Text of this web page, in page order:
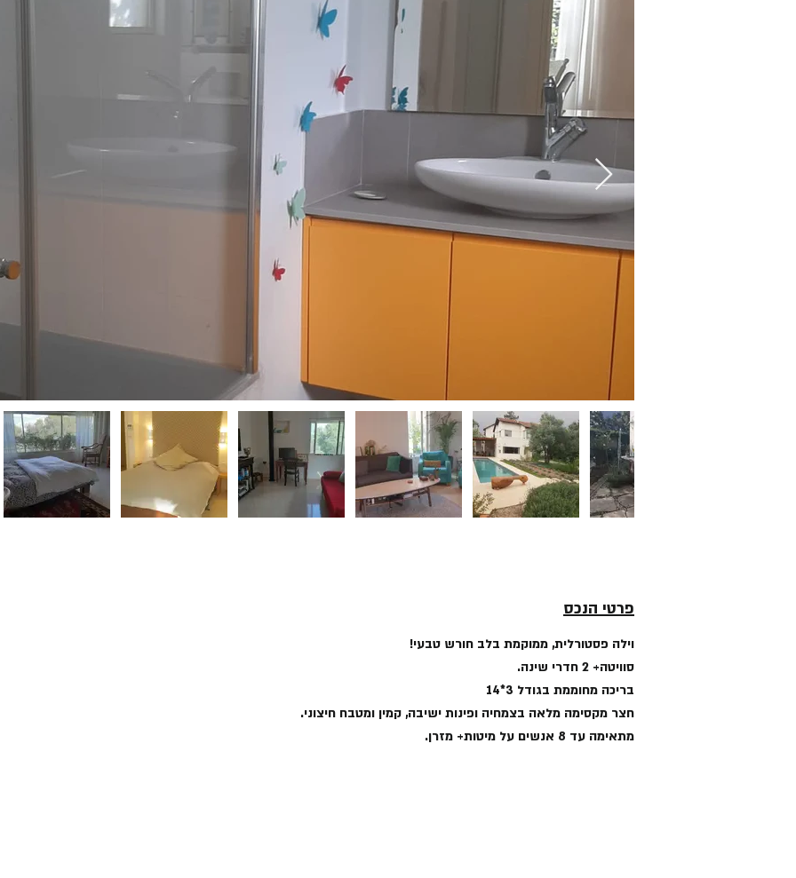
פרטי הנכס
וילה פסטורלית, ממוקמת בלב חורש טבעי!
סוויטה+ 2 חדרי שינה.
בריכה מחוממת בגודל 3*14
חצר מקסימה מלאה בצמחיה ופינות ישיבה, קמין ומטבח חיצוני.
מתאימה עד 8 אנשים על מיטות+ מזרן.